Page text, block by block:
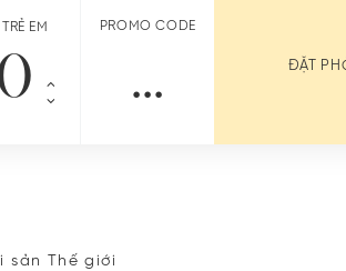
TRẺ EM PROMO CODE
ĐẶT
sản Thế giới